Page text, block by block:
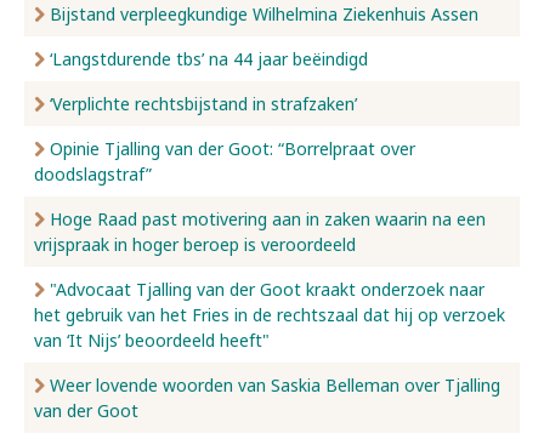
Bijstand verpleegkundige Wilhelmina Ziekenhuis Assen
‘Langstdurende tbs’ na 44 jaar beëindigd
‘Verplichte rechtsbijstand in strafzaken’
Opinie Tjalling van der Goot: “Borrelpraat over
doodslagstraf”
Hoge Raad past motivering aan in zaken waarin na een
vrijspraak in hoger beroep is veroordeeld
"Advocaat Tjalling van der Goot kraakt onderzoek naar
het gebruik van het Fries in de rechtszaal dat hij op verzoek
van ‘It Nijs’ beoordeeld heeft"
Weer lovende woorden van Saskia Belleman over Tjalling
van der Goot